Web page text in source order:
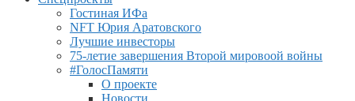
Гостиная ИФа
NFT Юрия Аратовского
Лучшие инвесторы
75-летие завершения Второй мировоой войны
#ГолосПамяти
О проекте
Новости